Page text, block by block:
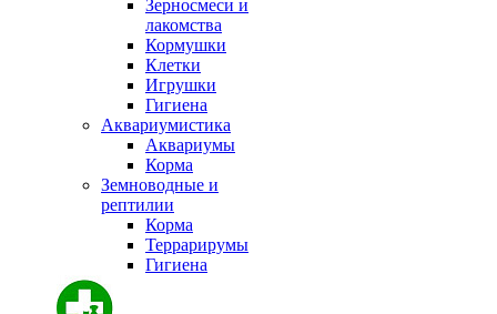
Зерносмеси и
лакомства
Кормушки
Клетки
Игрушки
Гигиена
Аквариумистика
Аквариумы
Корма
Земноводные и
рептилии
Корма
Террарирумы
Гигиена